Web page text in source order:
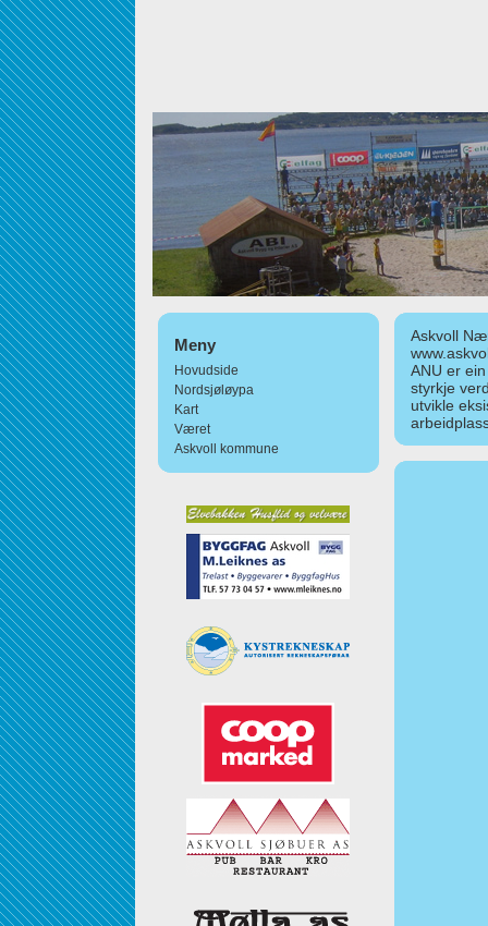
Meny
Hovudside
Nordsjøløypa
Kart
Været
Askvoll kommune
Askvoll
ANU er
styrkje
utvikle